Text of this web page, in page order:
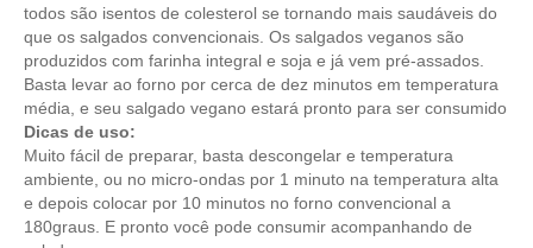
todos são isentos de colesterol se tornando mais saudáveis do
que os salgados convencionais. Os salgados veganos são
produzidos com farinha integral e soja e já vem pré-assados.
Basta levar ao forno por cerca de dez minutos em temperatura
média, e seu salgado vegano estará pronto para ser consumido
Dicas de uso:
Muito fácil de preparar, basta descongelar e temperatura
ambiente, ou no micro-ondas por 1 minuto na temperatura alta
e depois colocar por 10 minutos no forno convencional a
180graus. E pronto você pode consumir acompanhando de